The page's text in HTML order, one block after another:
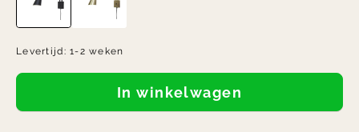
Levertijd:1-2 weken
In winkelwagen